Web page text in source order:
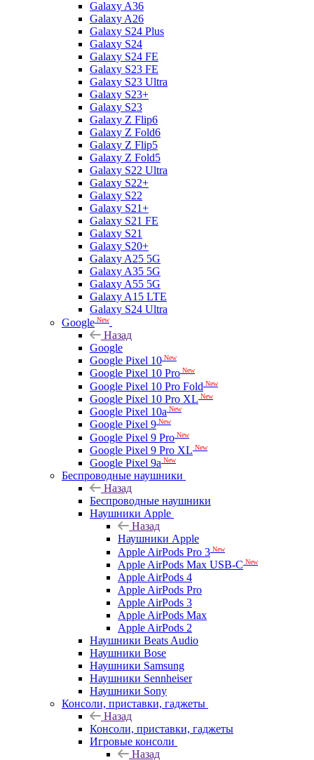
Galaxy A36
Galaxy A26
Galaxy S24 Plus
Galaxy S24
Galaxy S24 FE
Galaxy S23 FE
Galaxy S23 Ultra
Galaxy S23+
Galaxy S23
Galaxy Z Flip6
Galaxy Z Fold6
Galaxy Z Flip5
Galaxy Z Fold5
Galaxy S22 Ultra
Galaxy S22+
Galaxy S22
Galaxy S21+
Galaxy S21 FE
Galaxy S21
Galaxy S20+
Galaxy A25 5G
Galaxy A35 5G
Galaxy A55 5G
Galaxy A15 LTE
Galaxy S24 Ultra
Google New
Назад
Google
Google Pixel 10 New
Google Pixel 10 Pro New
Google Pixel 10 Pro Fold New
Google Pixel 10 Pro XL New
Google Pixel 10a New
Google Pixel 9 New
Google Pixel 9 Pro New
Google Pixel 9 Pro XL New
Google Pixel 9a New
Беспроводные наушники
Назад
Беспроводные наушники
Наушники Apple
Назад
Наушники Apple
Apple AirPods Pro 3 New
Apple AirPods Max USB-C New
Apple AirPods 4
Apple AirPods Pro
Apple AirPods 3
Apple AirPods Max
Apple AirPods 2
Наушники Beats Audio
Наушники Bose
Наушники Samsung
Наушники Sennheiser
Наушники Sony
Консоли, приставки, гаджеты
Назад
Консоли, приставки, гаджеты
Игровые консоли
Назад